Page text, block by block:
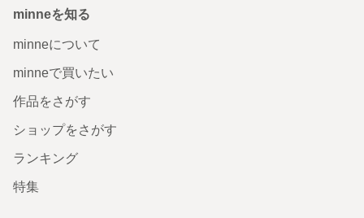
minneを知る
minneについて
minneで買いたい
作品をさがす
ショップをさがす
ランキング
特集